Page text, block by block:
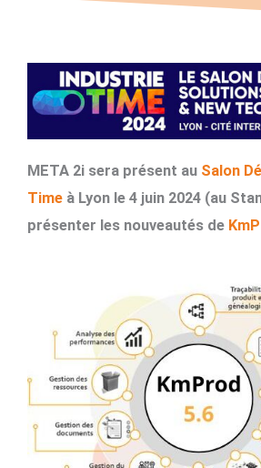
META 2i sera présent au Salon
Time à Lyon le 4 juin 2024 (au
présenter les nouveautés de